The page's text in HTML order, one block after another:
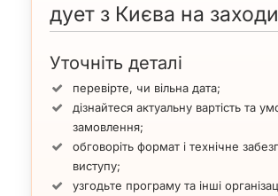
дует з Києва на заходи
Уточніть деталі
перевірте, чи вільна дата;
дізнайтеся актуальну вартість та
замовлення;
обговоріть формат і технічне
виступу;
узгодьте програму та інші